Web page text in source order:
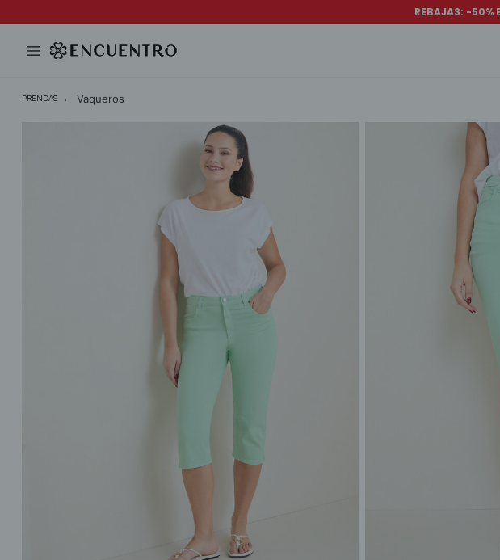
PRENDAS Vaqueros